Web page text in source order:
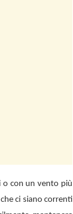
o con un vento più
ci siano correnti